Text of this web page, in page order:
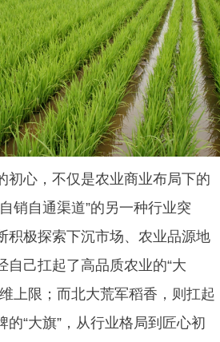
初心，不仅是农业商业布局下的
销自通渠道”的另一种行业突
积极探索下沉市场、农业品源地
自己扛起了高品质农业的“大
上限；而北大荒军稻香，则扛起
的“大旗”，从行业格局到匠心初